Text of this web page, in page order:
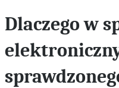
Dlaczego w